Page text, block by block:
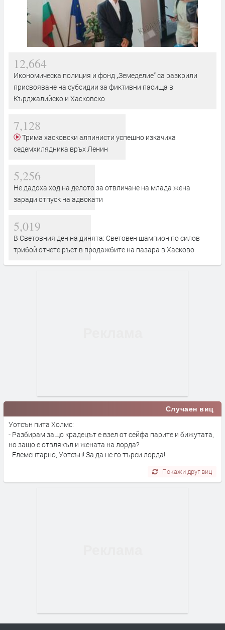
12,664
Икономическа полиция и фонд „Земеделие“ са разкрили
присвояване на субсидии за фиктивни пасища в
Кърджалийско и Хасковско
7,128
седемхилядника връх Ленин
5,256
Не дадоха ход на делото за отвличане на млада жена
заради отпуск на адвокати
5,019
В Световния ден на динята: Световен шампион по силов
трибой отчете ръст в продажбите на пазара в Хасково
Случаен виц
Уотсън пита Холмс:
- Разбирам защо крадецът е взел от сейфа парите и бижутата,
но защо е отвлякъл и жената на лорда?
- Елементарно, Уотсън! За да не го търси лорда!
Покажи друг виц